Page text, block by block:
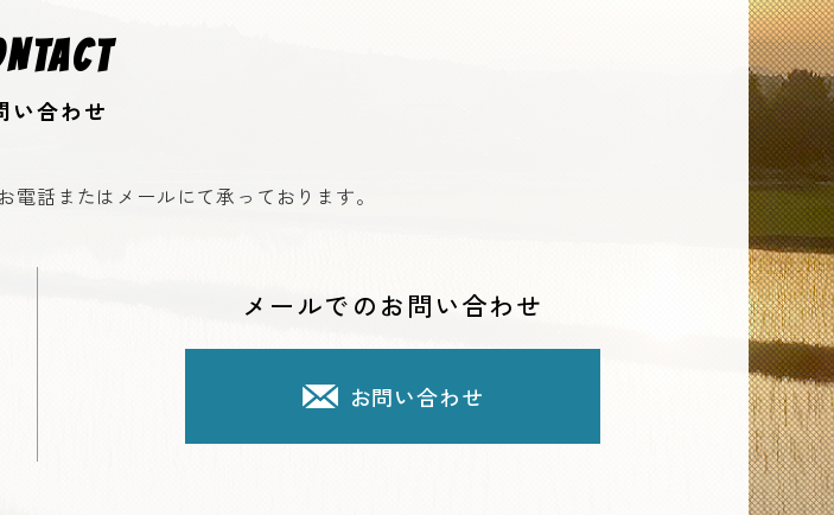
い合わせ
話またはメールにて承っております。
メールでのお問い合わせ
お問い合わせ